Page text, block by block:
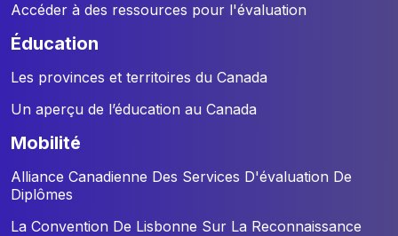
Accéder à des ressources pour l'évaluation
éducation
Les provinces et territoires du Canada
Un aperçu de l’éducation au Canada
mobilité
Alliance Canadienne Des Services D'évaluation De
Diplômes
La Convention De Lisbonne Sur La Reconnaissance